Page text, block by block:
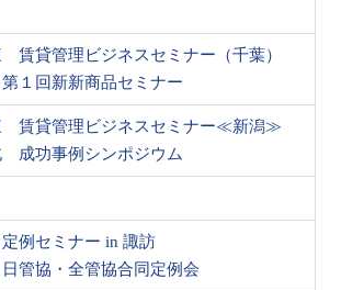
賃貸管理ビジネスセミナー（千葉）
１回新新商品セミナー
賃貸管理ビジネスセミナー≪新潟≫
成功事例シンポジウム
例セミナー in 諏訪
管協・全管協合同定例会